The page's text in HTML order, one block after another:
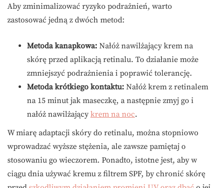
Aby zminimalizować ryzyko podrażnień, warto
zastosować jedną z dwóch metod:
Metoda kanapkowa: Nałóż nawilżający krem na
skórę przed aplikacją retinalu. To działanie może
zmniejszyć podrażnienia i poprawić tolerancję.
Metoda krótkiego kontaktu: Nałóż krem z retinalem
na 15 minut jak maseczkę, a następnie zmyj go i
nałóż nawilżający krem na noc.
W miarę adaptacji skóry do retinalu, można stopniowo
wprowadzać wyższe stężenia, ale zawsze pamiętaj o
stosowaniu go wieczorem. Ponadto, istotne jest, aby w
ciągu dnia używać kremu z filtrem SPF, by chronić skórę